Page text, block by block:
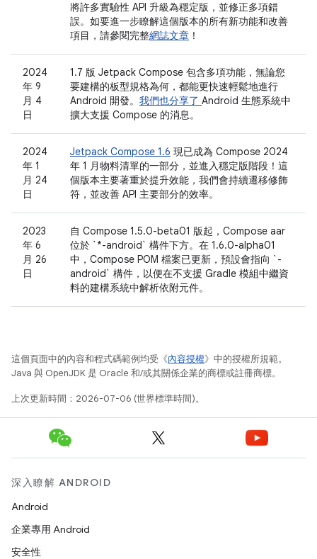
將許多實驗性 API 升級為穩定版，並修正多項錯
誤。如要進一步瞭解這個版本的所有新功能和改善
項目，請參閱完整網誌文章 ！
2024
年 9
月 4
日
1.7 版 Jetpack Compose 包含多項功能，無論您
要建構的板型規格為何，都能更快速輕鬆地進行
Android 開發。 我們也分享了 Android 生態系統中
擴大支援 Compose 的消息。
2024
年 1
月 24
日
Jetpack Compose 1.6 現已成為 Compose 2024
年 1 月物料清單的一部分，並進入穩定版階段！這
個版本主要著重於提升效能，我們會持續遷移修飾
符，並改善 API 主要部分的效率。
2023
年 6
月 26
日
自 Compose 1.5.0-beta01 版起，Compose aar
位於 `*-android` 構件下方。在 1.6.0-alpha01
中，Compose POM 檔案已更新，預設會指向 `-
android` 構件，以便在不支援 Gradle 模組中繼資
料的建構系統中解析依附元件。
這個頁面中的內容和程式碼範例均受《內容授權》中的授權所規範。
Java 與 OpenJDK 是 Oracle 和/或其關係企業的商標或註冊商標。
上次更新時間：2026-07-06 (世界標準時間)。
深入瞭解 ANDROID
Android
企業專用 Android
安全性